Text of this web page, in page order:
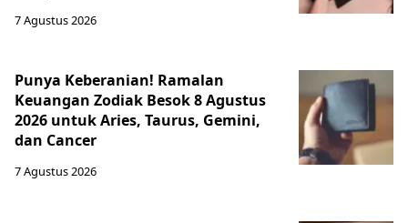
7 Agustus 2026
Punya Keberanian! Ramalan
Keuangan Zodiak Besok 8 Agustus
2026 untuk Aries, Taurus, Gemini,
dan Cancer
7 Agustus 2026